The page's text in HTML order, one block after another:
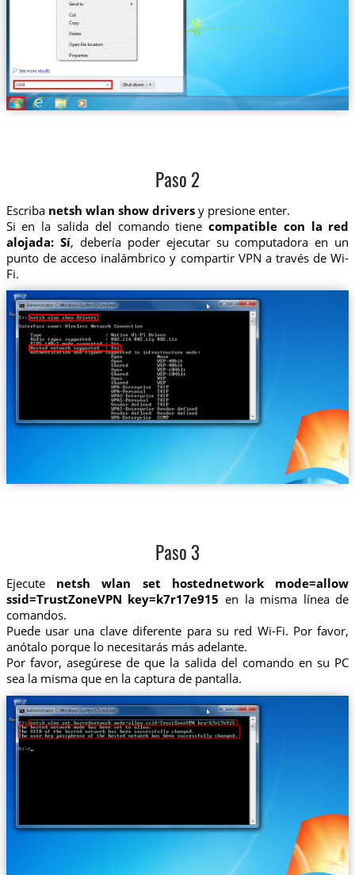
Paso 2
Escriba netsh wlan show driversy presione enter.
Si en la salida del comando tienecompatible con la red
alojada: Sí, debería poder ejecutar su computadora en un
punto de acceso inalámbrico y compartir VPN a través de Wi-
Fi.
Paso 3
Ejecute netsh wlan set hostednetwork mode=allow
ssid=TrustZoneVPN key=k7r17e915 en la misma línea de
comandos.
Puede usar una clave diferente para su red Wi-Fi. Por favor,
anótalo porque lo necesitarás más adelante.
Por favor, asegúrese de que la salida del comando en su PC
sea la misma que en la captura de pantalla.